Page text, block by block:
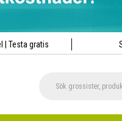
| Testa gratis